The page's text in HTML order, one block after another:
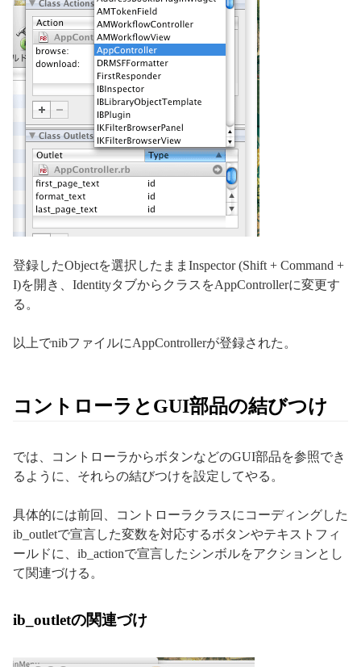
登録したObjectを選択したままInspector (Shift + Command +
I)を開き、IdentityタブからクラスをAppControllerに変更す
る。
以上でnibファイルにAppControllerが登録された。
コントローラとGUI部品の結びつけ
では、コントローラからボタンなどのGUI部品を参照でき
るように、それらの結びつけを設定してやる。
具体的には前回、コントローラクラスにコーディングした
ib_outletで宣言した変数を対応するボタンやテキストフィ
ールドに、ib_actionで宣言したシンボルをアクションとし
て関連づける。
ib_outletの関連づけ